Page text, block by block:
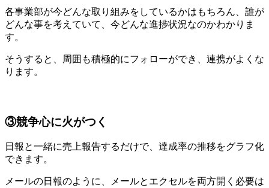
各事業部が今どんな取り組みをしているかはもちろん、誰が
どんな事を考えていて、今どんな進捗状況なのかわかりま
す。
そうすると、周囲も積極的にフォローができ、連携がよくな
ります。
③競争心に火がつく
日報と一緒に売上報告するだけで、達成率の推移をグラフ化
できます。
メールの日報のように、メールとエクセルを両方開く必要は